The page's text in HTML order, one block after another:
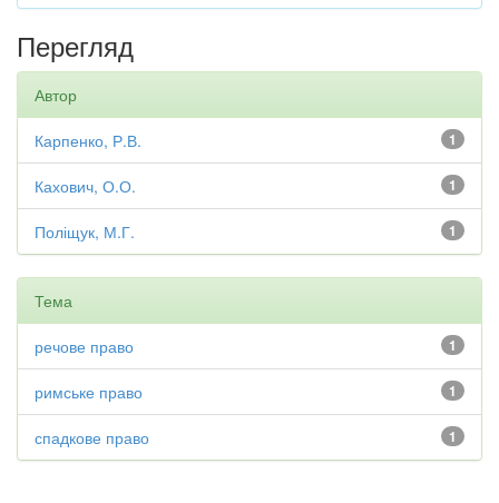
Перегляд
Автор
1
Карпенко, Р.В.
1
Кахович, О.О.
1
Поліщук, М.Г.
Тема
1
речове право
1
римське право
1
спадкове право